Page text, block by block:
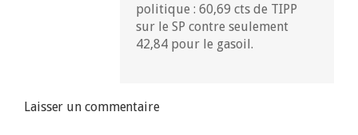
politique : 60,69 cts de TIPP
sur le SP contre seulement
42,84 pour le gasoil.
Laisser un commentaire